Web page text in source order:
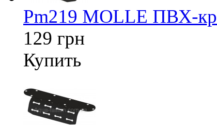
Pm219 MOLLE ПВХ-
129 грн
Купить